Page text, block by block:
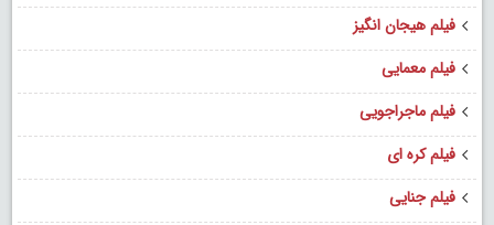
فیلم هیجان انگیز
فیلم معمایی
فیلم ماجراجویی
فیلم کره ای
فیلم جنایی